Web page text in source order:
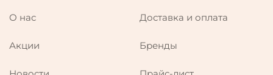
О нас Доставка и оплата
Акции Бренды